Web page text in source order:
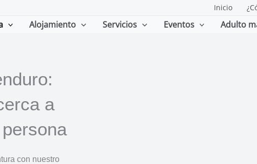
Inicio
Alojamiento Servicios Eventos Adulto
a
con nuestro